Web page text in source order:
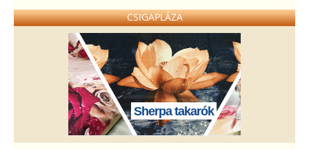
CSIGAPLÁZA
Sherpa takarók